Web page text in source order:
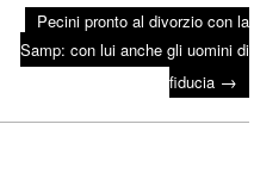
Pecini pronto al divorzio con la
Samp: con lui anche gli uomini di
fiducia →